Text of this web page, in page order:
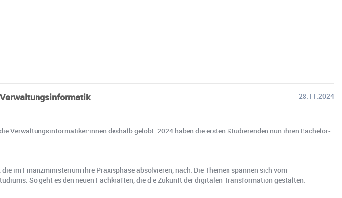
28.11.2024
Verwaltungsinformatiker:innen deshalb gelobt. 2024 haben die ersten Studierenden nun ihren Bachelor-
im Finanzministerium ihre Praxisphase absolvieren, nach. Die Themen spannen sich vom
So geht es den neuen Fachkräften, die die Zukunft der digitalen Transformation gestalten.